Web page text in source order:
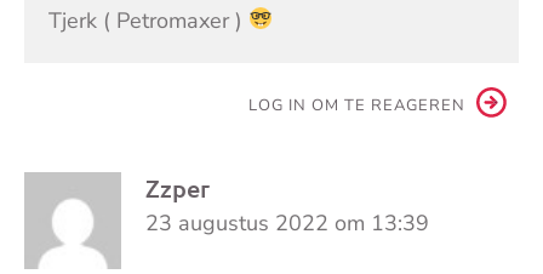
Tjerk ( Petromaxer )
LOG IN OM TE REAGEREN
Zzper
23 augustus 2022 om 13:39